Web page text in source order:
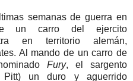
semanas de guerra en
un carro del ejercito
en territorio alemán,
Al mando de un carro de
Fury, el sargento
un duro y aguerrido